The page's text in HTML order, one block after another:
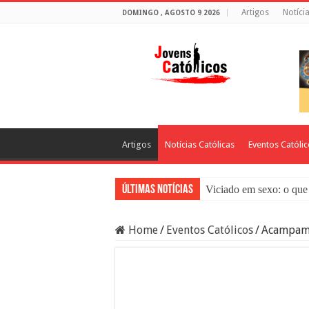
DOMINGO , AGOSTO 9 2026 Artigos
Artigos Notícias Católicas Eventos
Últimas Notícias
Viciado em sexo: o
Filme Sagrado
Home/ Eventos Católicos/